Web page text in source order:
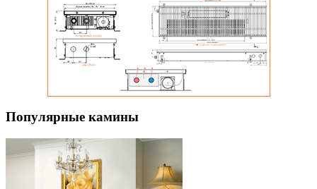
Популярные камины